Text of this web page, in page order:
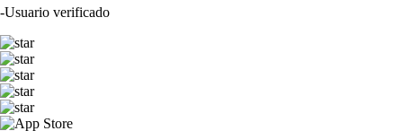
-Usuario verificado